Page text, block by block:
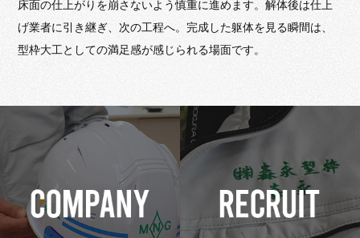
床面の仕上がりを崩さないよう慎重に進めます。解体後は仕上
げ業者に引き継ぎ、次の工程へ。完成した躯体を見る瞬間は、
型枠大工としての満足感が感じられる場面です。